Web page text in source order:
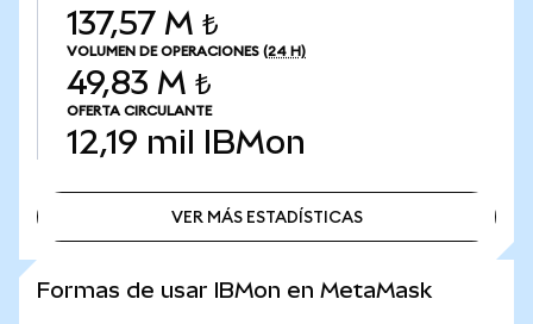
137,57 M ₺
VOLUMEN DE OPERACIONES (24 H)
49,83 M ₺
OFERTA CIRCULANTE
12,19 mil IBMon
VER MÁS ESTADÍSTICAS
Formas de usar IBMon en MetaMask